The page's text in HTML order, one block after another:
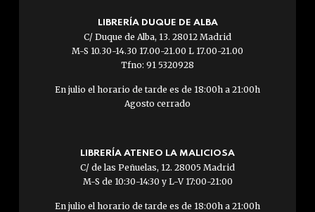
LIBRERÍA DUQUE DE ALBA
C/ Duque de Alba, 13. 28012 Madrid
M-S 10.30-14.30 17.00-21.00 L 17.00-21.00
Tfno: 91 5320928
En julio el horario de tarde es de 18:00h a 21:00h
Agosto cerrado
LIBRERÍA ATENEO LA MALICIOSA
C/ de las Peñuelas, 12. 28005 Madrid
M-S de 10:30-14:30 y L-V 17:00-21:00
En julio el horario de tarde es de 18:00h a 21:00h